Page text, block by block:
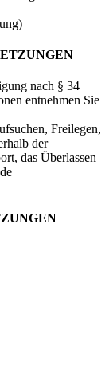
nach § 34
entnehmen Sie
Freilegen,
der
das Überlassen